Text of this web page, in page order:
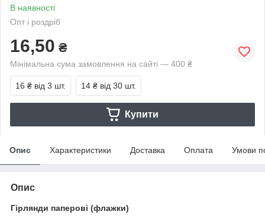
В наявності
Опт і роздріб
16,50 ₴
Мінімальна сума замовлення на сайті — 400 ₴
16 ₴ від 3 шт. 14 ₴ від 30 шт.
Купити
Опис Характеристики Доставка Оплата Умови
Опис
Гірлянди паперові (флажки)